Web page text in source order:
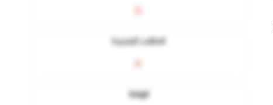
0
الحالات الجديدة
0
الوفاة